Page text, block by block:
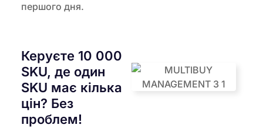
першого дня.
Керуєте 10 000
SKU, де один
SKU має кілька
цін? Без
проблем!